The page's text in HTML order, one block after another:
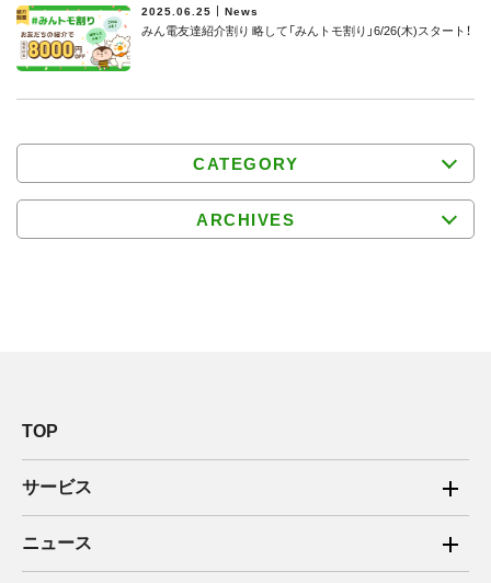
2025.06.25 News
みん電友達紹介割り 略して「みんトモ割り」6/26(木)スタート！
CATEGORY
ARCHIVES
TOP
サービス
ご家庭向け電力サービス
法人向け脱炭素サービス
ニュース